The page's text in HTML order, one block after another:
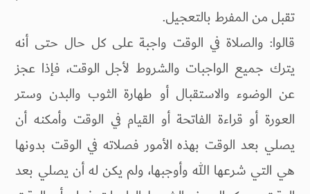
تقبل من المفرط بالتعجيل.
قالوا: والصلاة في الوقت واجبة على كل حال حتى أنه
يترك جميع الواجبات والشروط لأجل الوقت، فإذا عجز
عن الوضوء والاستقبال أو طهارة الثوب والبدن وستر
العورة أو قراءة الفاتحة أو القيام في الوقت وأمكنه أن
يصلي بعد الوقت بهذه الأمور فصلاته في الوقت بدونها
هي التي شرعها الله وأوجبها، ولم يكن له أن يصلي بعد